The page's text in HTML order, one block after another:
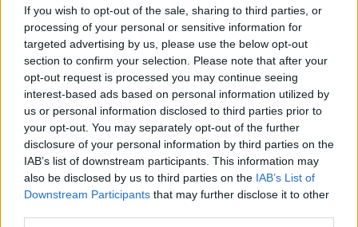
If you wish to opt-out of the sale, sharing to third parties, or
processing of your personal or sensitive information for
targeted advertising by us, please use the below opt-out
section to confirm your selection. Please note that after your
opt-out request is processed you may continue seeing
interest-based ads based on personal information utilized by
us or personal information disclosed to third parties prior to
your opt-out. You may separately opt-out of the further
disclosure of your personal information by third parties on the
IAB’s list of downstream participants. This information may
also be disclosed by us to third parties on the IAB’s List of
Downstream Participants that may further disclose it to other
Ахмети кажа што го мачи:
СЛУШАМ, САКААТ ДА СЕ СУДИ
ЗА ВОЕНИТЕ ЗЛОСТРОСТВА НА
УЧК...
ИСТОРИСКО ОБЕДИНУВАЊЕ НА
МАКЕДОНЦИТЕ ВО СРБИЈА:
ФОРМИРАН МАКЕДОНСКИОТ
НАЦИОНАЛЕН СОЈУЗ
УЛЦИЊ Е АЛБАНСКИ, ЌЕ ГО
ОСЛОБОДИМЕ- Скандалозна
објава на вицепремиерот на
Црна Гора
ПРЕДУПРЕДЕНИ СЕ: „Бугарија
итно ја преиспитува својата
одлука“